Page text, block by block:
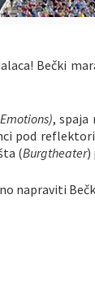
Bečki
, spaja
pod
(Burgtheater)
napraviti